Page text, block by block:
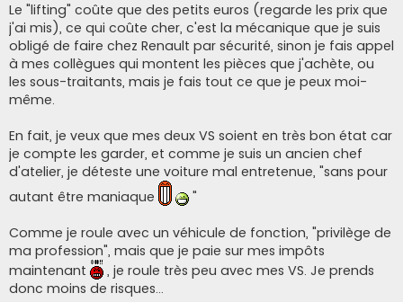
Le "lifting" coûte que des petits euros (regarde les prix que
j'ai mis), ce qui coûte cher, c'est la mécanique que je suis
obligé de faire chez Renault par sécurité, sinon je fais appel
à mes collègues qui montent les pièces que j'achète, ou
les sous-traitants, mais je fais tout ce que je peux moi-
même.
En fait, je veux que mes deux VS soient en très bon état car
je compte les garder, et comme je suis un ancien chef
d'atelier, je déteste une voiture mal entretenue, "sans pour
autant être maniaque
"
Comme je roule avec un véhicule de fonction, "privilège de
ma profession", mais que je paie sur mes impôts
maintenant
, je roule très peu avec mes VS. Je prends
donc moins de risques...